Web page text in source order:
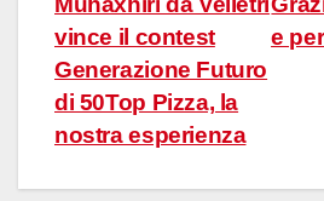
articoli
e
vince il contest
Generazione Futuro
di 50Top Pizza, la
nostra esperienza